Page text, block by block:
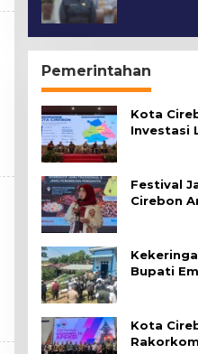
Pemerintahan
Kota
Investasi
Festival
Cirebon
Bupati
Kota